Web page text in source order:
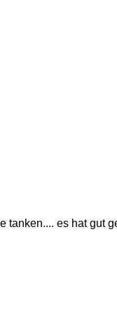
tanken.... es hat gut